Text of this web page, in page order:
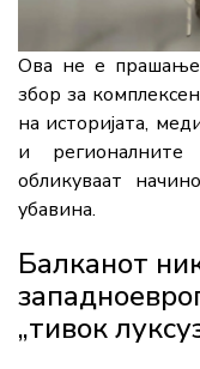
Ова не е прашање
збор за
на историјата,
и
обликуваат
убавина.
Балканот
„тивок